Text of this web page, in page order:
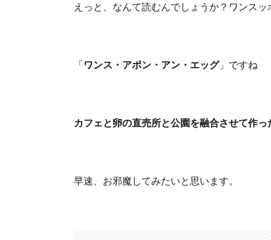
えっと、なんて読むんでしょうか？ワンス
「ワンス・アポン・アン・エッグ」ですね
カフェと卵の直売所と公園を融合させて作っ
早速、お邪魔してみたいと思います。